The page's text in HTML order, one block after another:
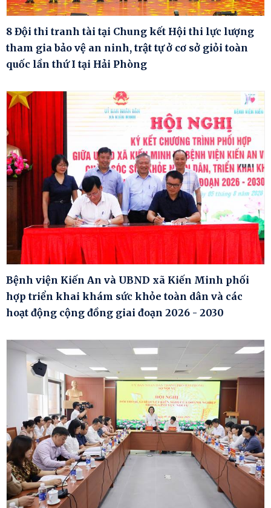
8 Đội thi tranh tài tại Chung kết Hội thi lực lượng
tham gia bảo vệ an ninh, trật tự ở cơ sở giỏi toàn
quốc lần thứ I tại Hải Phòng
Bệnh viện Kiến An và UBND xã Kiến Minh phối
hợp triển khai khám sức khỏe toàn dân và các
hoạt động cộng đồng giai đoạn 2026 - 2030